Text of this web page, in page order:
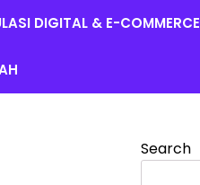
DIGITAL & E-COMMERCE
Search